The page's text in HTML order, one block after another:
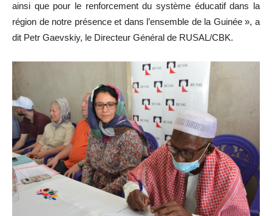
ainsi que pour le renforcement du système éducatif dans la
région de notre présence et dans l’ensemble de la Guinée », a
dit Petr Gaevskiy, le Directeur Général de RUSAL/CBK.